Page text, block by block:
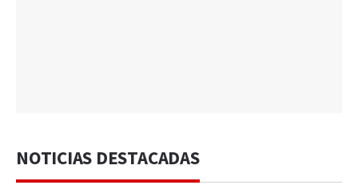
NOTICIAS DESTACADAS